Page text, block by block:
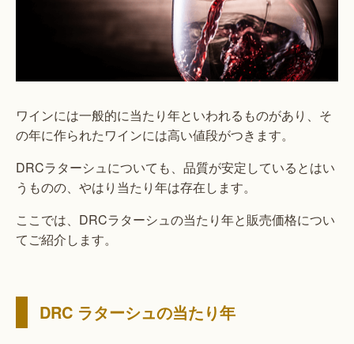
ワインには一般的に当たり年といわれるものがあり、そ
の年に作られたワインには高い値段がつきます。
DRCラターシュについても、品質が安定しているとはい
うものの、やはり当たり年は存在します。
ここでは、DRCラターシュの当たり年と販売価格につい
てご紹介します。
DRC ラターシュの当たり年